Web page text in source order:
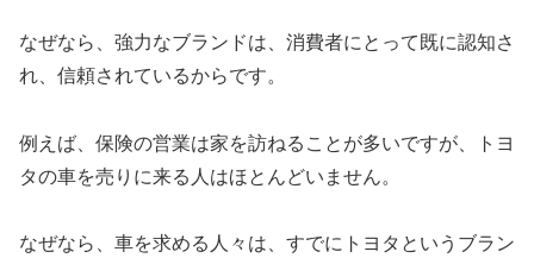
なぜなら、強力なブランドは、消費者にとって既に認知さ
れ、信頼されているからです。
例えば、保険の営業は家を訪ねることが多いですが、トヨ
タの車を売りに来る人はほとんどいません。
なぜなら、車を求める人々は、すでにトヨタというブラン